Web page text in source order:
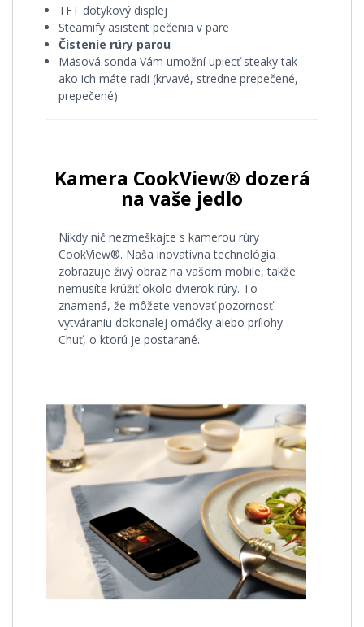
TFT dotykový displej
Steamify asistent pečenia v pare
Čistenie rúry parou
Mäsová sonda Vám umožní upiecť steaky tak
ako ich máte radi (krvavé, stredne prepečené,
prepečené)
Kamera CookView® dozerá
na vaše jedlo
Nikdy nič nezmeškajte s kamerou rúry
CookView®. Naša inovatívna technológia
zobrazuje živý obraz na vašom mobile, takže
nemusíte krúžiť okolo dvierok rúry. To
znamená, že môžete venovať pozornosť
vytváraniu dokonalej omáčky alebo prílohy.
Chuť, o ktorú je postarané.